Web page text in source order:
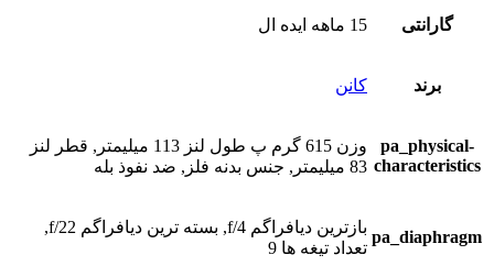
گارانتی 15 ماهه ایده ال
برند کانن
pa_physical-
characteristics
وزن 615 گرم پ طول لنز 113 میلیمتر, قطر لنز
83 میلیمتر, جنس بدنه فلز, ضد نفوذ بله
pa_diaphragm
بازترین دیافراگم f/4, بسته ترین دیافراگم f/22,
تعداد تیغه ها 9